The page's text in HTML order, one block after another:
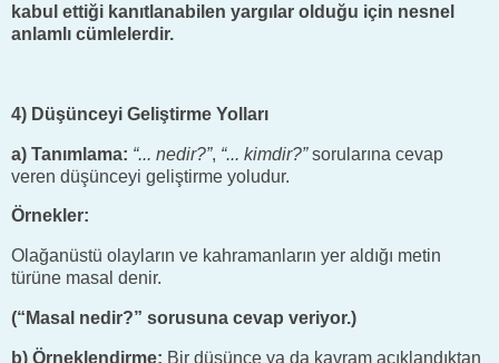
kabul ettiği kanıtlanabilen yargılar olduğu için nesnel
anlamlı cümlelerdir.
4) Düşünceyi Geliştirme Yolları
a) Tanımlama: “... nedir?”, “... kimdir?”sorularına cevap
veren düşünceyi geliştirme yoludur.
Örnekler:
Olağanüstü olayların ve kahramanların yer aldığı metin
türüne masal denir.
(“Masal nedir?” sorusuna cevap veriyor.)
b) Örneklendirme: Bir düşünce ya da kavram açıklandıktan